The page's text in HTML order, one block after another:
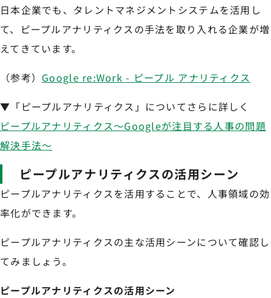
日本企業でも、タレントマネジメントシステムを活用し
て、ピープルアナリティクスの手法を取り入れる企業が増
えてきています。
（参考） Google re:Work - ピープル アナリティクス
▼「ピープルアナリティクス」についてさらに詳しく
ピープルアナリティクス～Googleが注目する人事の問題
解決手法～
ピープルアナリティクスの活用シーン
ピープルアナリティクスを活用することで、人事領域の効
率化ができます。
ピープルアナリティクスの主な活用シーンについて確認し
てみましょう。
ピープルアナリティクスの活用シーン